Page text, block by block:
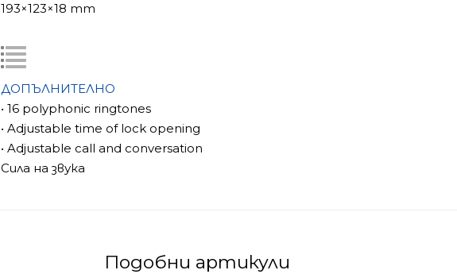
193×123×18 mm
ДОПЪЛНИТЕЛНО
• 16 polyphonic ringtones
• Adjustable time of lock opening
• Adjustable call and conversation
Сила на звука
Подобни артикули